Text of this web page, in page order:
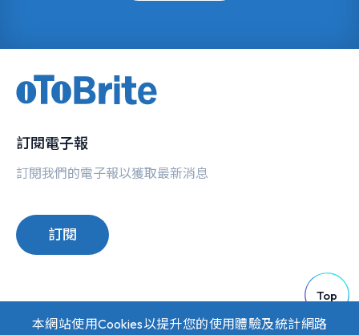
本網站使用Cookies以提升您的使用體驗及統計網路
訂閱電子報
訂閱我們的電子報以獲取最新消息
訂閱
Top